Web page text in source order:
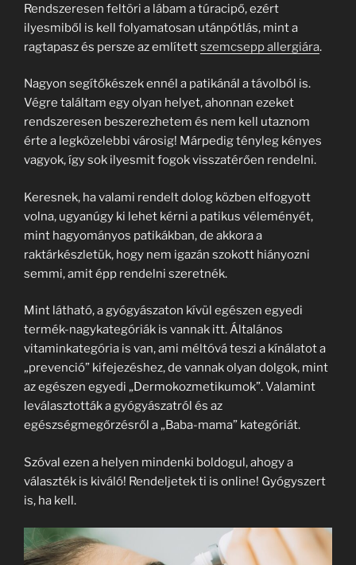
Rendszeresen feltöri a lábam a túracipő, ezért
ilyesmiből is kell folyamatosan utánpótlás, mint a
ragtapasz és persze az említettszemcsepp allergiára.
Nagyon segítőkészek ennél a patikánál a távolból is.
Végre találtam egy olyan helyet, ahonnan ezeket
rendszeresen beszerezhetem és nem kell utaznom
érte a legközelebbi városig! Márpedig tényleg kényes
vagyok, így sok ilyesmit fogok visszatérően rendelni.
Keresnek, ha valami rendelt dolog közben elfogyott
volna, ugyanúgy ki lehet kérni a patikus véleményét,
mint hagyományos patikákban, de akkora a
raktárkészletük, hogy nem igazán szokott hiányozni
semmi, amit épp rendelni szeretnék.
Mint látható, a gyógyászaton kívül egészen egyedi
termék-nagykategóriák is vannak itt. Általános
vitaminkategória is van, ami méltóvá teszi a kínálatot a
„prevenció” kifejezéshez, de vannak olyan dolgok, mint
az egészen egyedi „Dermokozmetikumok”. Valamint
leválasztották a gyógyászatról és az
egészségmegőrzésről a „Baba-mama” kategóriát.
Szóval ezen a helyen mindenki boldogul, ahogy a
választék is kiváló! Rendeljetek ti is online! Gyógyszert
is, ha kell.